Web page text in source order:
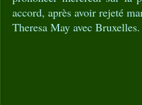
accord, après avoir rejeté
Theresa May avec Bruxelles.